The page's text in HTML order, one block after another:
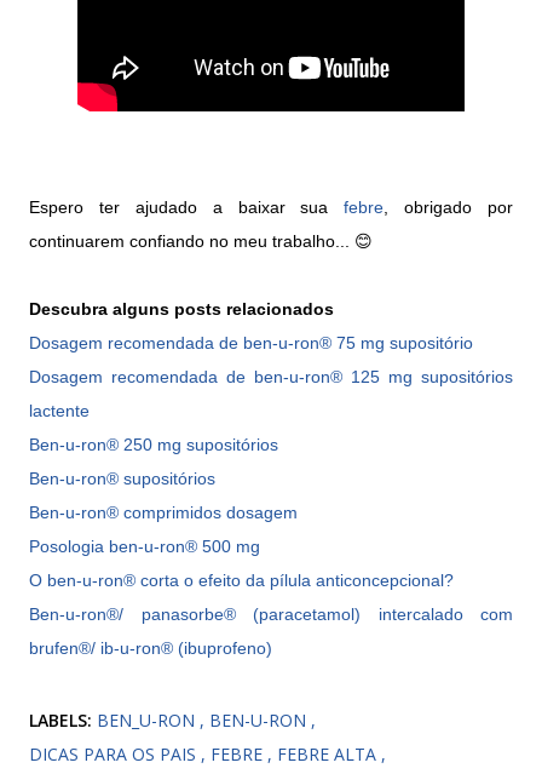
Espero ter ajudado a baixar suafebre , obrigado por
continuarem confiando no meu trabalho... 😊
Descubra alguns posts relacionados
Dosagem recomendada de ben-u-ron® 75 mg supositório
Dosagem recomendada de ben-u-ron® 125 mg supositórios
lactente
Ben-u-ron® 250 mg supositórios
Ben-u-ron® supositórios
Ben-u-ron® comprimidos dosagem
Posologia ben-u-ron® 500 mg
O ben-u-ron® corta o efeito da pílula anticoncepcional?
Ben-u-ron®/ panasorbe® (paracetamol) intercalado com
brufen®/ ib-u-ron® (ibuprofeno)
LABELS: BEN_U-RON
BEN-U-RON
DICAS PARA OS PAIS
FEBRE
FEBRE ALTA